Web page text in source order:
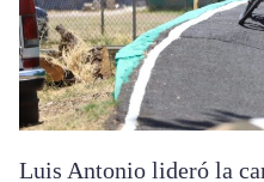
Luis Antonio lideró la